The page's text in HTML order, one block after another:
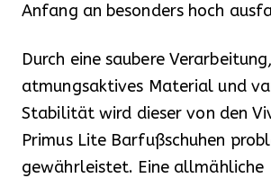
Anfang an besonders hoch
Durch eine saubere Verarbeitung,
atmungsaktives Material und
Stabilität wird dieser von den
Primus Lite Barfußschuhen
gewährleistet. Eine allmähliche